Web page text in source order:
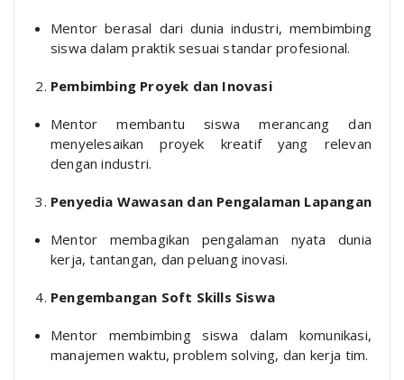
Mentor berasal dari dunia industri, membimbing
siswa dalam praktik sesuai standar profesional.
Pembimbing Proyek dan Inovasi
Mentor membantu siswa merancang dan
menyelesaikan proyek kreatif yang relevan
dengan industri.
Penyedia Wawasan dan Pengalaman Lapangan
Mentor membagikan pengalaman nyata dunia
kerja, tantangan, dan peluang inovasi.
Pengembangan Soft Skills Siswa
Mentor membimbing siswa dalam komunikasi,
manajemen waktu, problem solving, dan kerja tim.